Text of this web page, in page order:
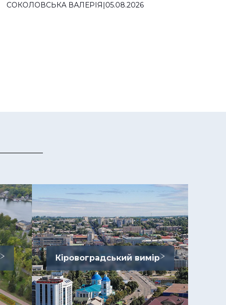
СОКОЛОВСЬКА ВАЛЕРІЯ|05.08.2026
Кіровоградський вимір